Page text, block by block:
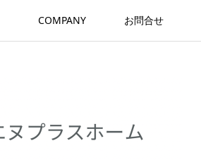
COMPANY お問合せ